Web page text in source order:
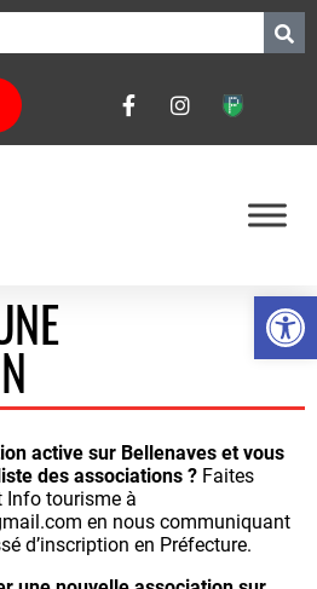
Ouvrir
active sur Bellenaves et vous
des associations ? Faites
Info tourisme à
en nous communiquant
d’inscription en Préfecture.